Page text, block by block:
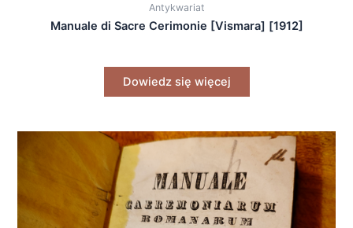
Antykwariat
Manuale di Sacre Cerimonie [Vismara] [1912]
Dowiedz się więcej